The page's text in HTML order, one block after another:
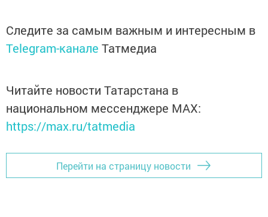
Следите за самым важным и интересным в
Telegram-канале Татмедиа
Читайте новости Татарстана в
национальном мессенджере MАХ:
https://max.ru/tatmedia
Перейти на страницу новости